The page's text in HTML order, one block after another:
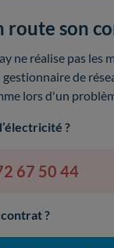
son
ne réalise pas
de
lors d'un
?
67 50 44
?